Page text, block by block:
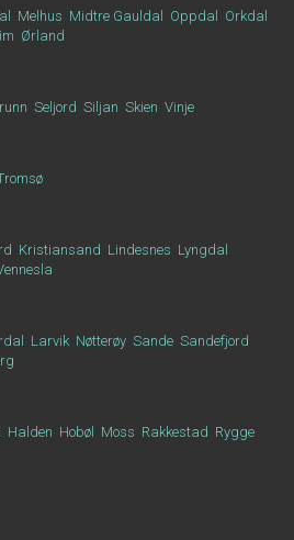
Melhus Midtre Gauldal Oppdal
Orkdal
Ørland
Seljord Siljan Skien Vinje
Kristiansand Lindesnes Lyngdal
Larvik Nøtterøy Sande Sandefjord
Halden Hobøl Moss Rakkestad Rygge